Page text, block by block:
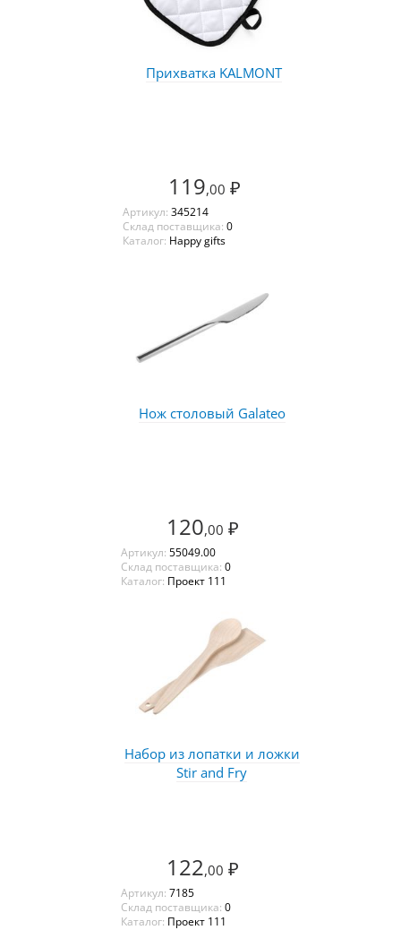
Прихватка KALMONT
119,00 ₽
Артикул: 345214
Склад поставщика: 0
Каталог: Happy gifts
Нож столовый Galateo
120,00 ₽
Артикул: 55049.00
Склад поставщика: 0
Каталог: Проект 111
Набор из лопатки и ложки
Stir and Fry
122,00 ₽
Артикул: 7185
Склад поставщика: 0
Каталог: Проект 111